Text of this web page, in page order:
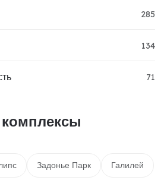
285
134
71
Задонье Парк Галилей